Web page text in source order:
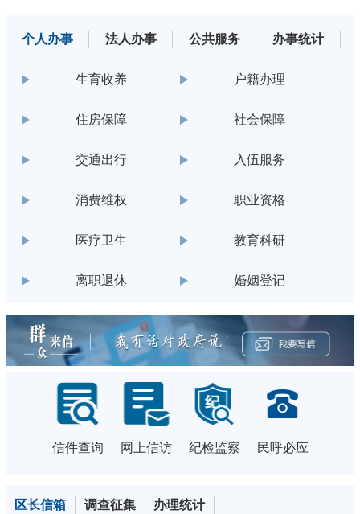
个人办事 法人办事 公共服务 办事统计
生育收养 户籍办理
住房保障 社会保障
交通出行 入伍服务
消费维权 职业资格
医疗卫生 教育科研
离职退休 婚姻登记
信件查询 网上信访 纪检监察 民呼必应
区长信箱 调查征集 办理统计